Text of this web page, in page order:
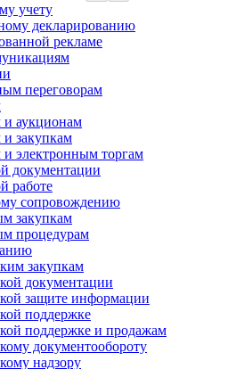
учету
декларированию
рекламе
переговорам
и аукционам
и закупкам
и электронным торгам
документации
работе
сопровождению
закупкам
процедурам
закупкам
документации
защите информации
поддержке
поддержке и продажам
документообороту
надзору